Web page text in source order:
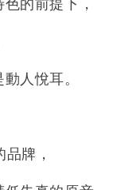
人悅耳。
牌，